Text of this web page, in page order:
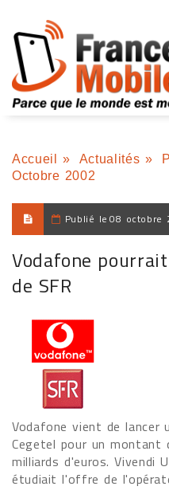
Accueil » Actualités »
Octobre 2002
Publié le 08 octobre
Vodafone
de SFR
Vodafone vient de lancer
Cegetel pour un
milliards d'euros. Vivendi
étudiait l'offre de